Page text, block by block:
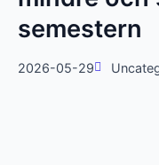
semestern
2026-05-29